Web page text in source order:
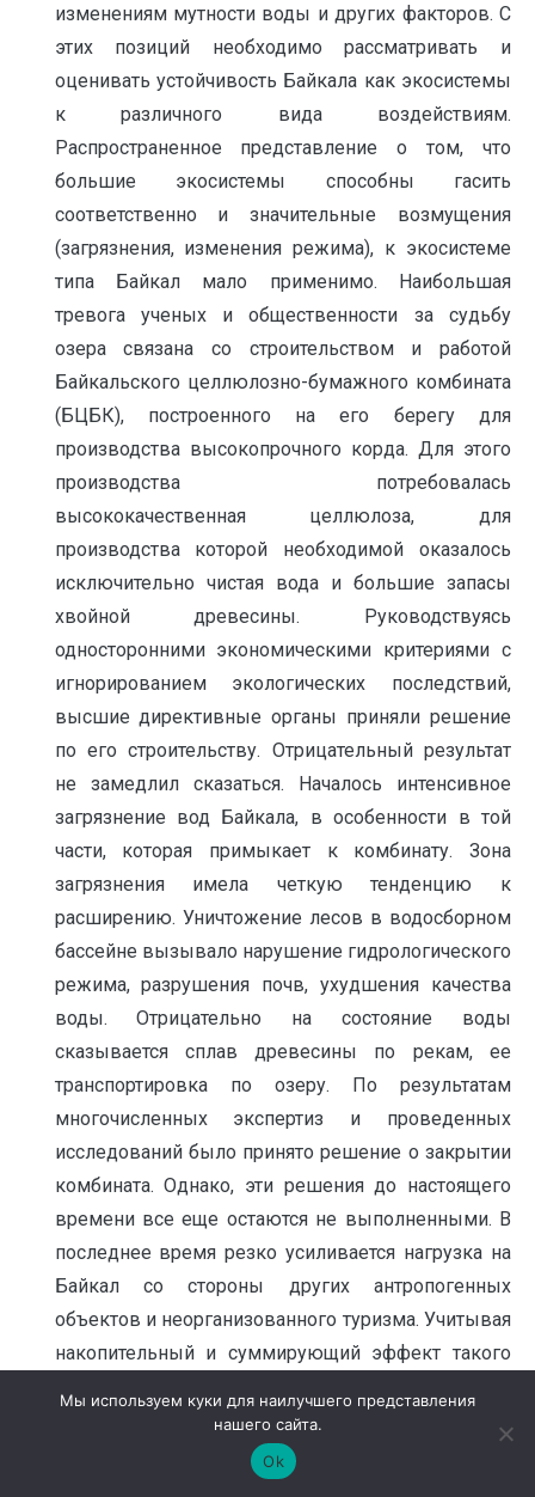
изменениям мутности воды и других факторов. С
этих позиций необходимо рассматривать и
оценивать устойчивость Байкала как экосистемы
к различного вида воздействиям.
Распространенное представление о том, что
большие экосистемы способны гасить
соответственно и значительные возмущения
(загрязнения, изменения режима), к экосистеме
типа Байкал мало применимо. Наибольшая
тревога ученых и общественности за судьбу
озера связана со строительством и работой
Байкальского целлюлозно-бумажного комбината
(БЦБК), построенного на его берегу для
производства высокопрочного корда. Для этого
производства потребовалась
высококачественная целлюлоза, для
производства которой необходимой оказалось
исключительно чистая вода и большие запасы
хвойной древесины. Руководствуясь
односторонними экономическими критериями с
игнорированием экологических последствий,
высшие директивные органы приняли решение
по его строительству. Отрицательный результат
не замедлил сказаться. Началось интенсивное
загрязнение вод Байкала, в особенности в той
части, которая примыкает к комбинату. Зона
загрязнения имела четкую тенденцию к
расширению. Уничтожение лесов в водосборном
бассейне вызывало нарушение гидрологического
режима, разрушения почв, ухудшения качества
воды. Отрицательно на состояние воды
сказывается сплав древесины по рекам, ее
транспортировка по озеру. По результатам
многочисленных экспертиз и проведенных
исследований было принято решение о закрытии
комбината. Однако, эти решения до настоящего
времени все еще остаются не выполненными. В
последнее время резко усиливается нагрузка на
Байкал со стороны других антропогенных
объектов и неорганизованного туризма. Учитывая
накопительный и суммирующий эффект такого
озера и окружающих его ландшафтов,
представленных в основном хвойными лесами,
произрастающими на бедных почвах в
Мы используем куки для наилучшего представления
нашего сайта.
Ok